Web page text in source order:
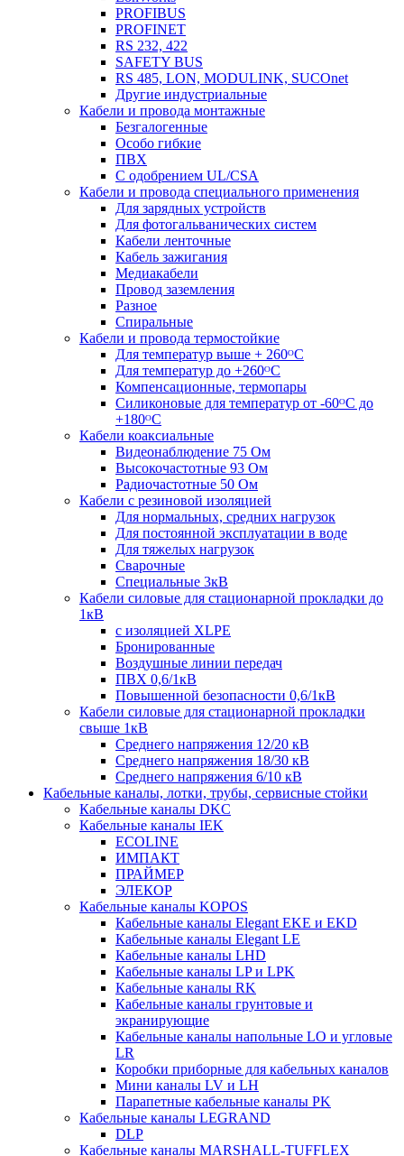
PROFIBUS
PROFINET
RS 232, 422
SAFETY BUS
RS 485, LON, MODULINK, SUCOnet
Другие индустриальные
Кабели и провода монтажные
Безгалогенные
Особо гибкие
ПВХ
С одобрением UL/CSA
Кабели и провода специального применения
Для зарядных устройств
Для фотогальванических систем
Кабели ленточные
Кабель зажигания
Медиакабели
Провод заземления
Разное
Спиральные
Кабели и провода термостойкие
Для температур выше + 260ᴼС
Для температур до +260ᴼС
Компенсационные, термопары
Силиконовые для температур от -60ᴼC до
+180ᴼС
Кабели коаксиальные
Видеонаблюдение 75 Ом
Высокочастотные 93 Ом
Радиочастотные 50 Ом
Кабели с резиновой изоляцией
Для нормальных, средних нагрузок
Для постоянной эксплуатации в воде
Для тяжелых нагрузок
Сварочные
Специальные 3кВ
Кабели силовые для стационарной прокладки до
1кВ
c изоляцией XLPE
Бронированные
Воздушные линии передач
ПВХ 0,6/1кВ
Повышенной безопасности 0,6/1кВ
Кабели силовые для стационарной прокладки
свыше 1кВ
Среднего напряжения 12/20 кВ
Среднего напряжения 18/30 кВ
Среднего напряжения 6/10 кВ
Кабельные каналы, лотки, трубы, сервисные стойки
Кабельные каналы DKC
Кабельные каналы IEK
ECOLINE
ИМПАКТ
ПРАЙМЕР
ЭЛЕКОР
Кабельные каналы KOPOS
Кабельные каналы Elegant EKE и EKD
Кабельные каналы Elegant LE
Кабельные каналы LHD
Кабельные каналы LP и LPK
Кабельные каналы RK
Кабельные каналы грунтовые и
экранирующие
Кабельные каналы напольные LO и угловые
LR
Коробки приборные для кабельных каналов
Мини каналы LV и LH
Парапетные кабельные каналы PK
Кабельные каналы LEGRAND
DLP
Кабельные каналы MARSHALL-TUFFLEX